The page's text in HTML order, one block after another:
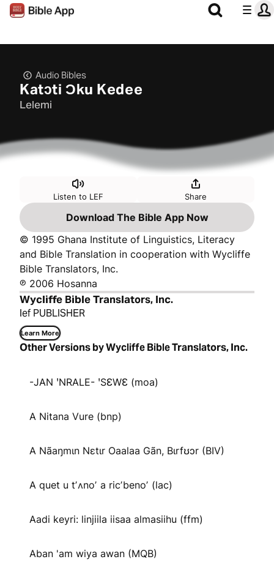
Audio Bibles
Katɔti Ɔku Kedee
Lelemi
Listen to LEF Share
Download The Bible App Now
© 1995 Ghana Institute of Linguistics, Literacy
and Bible Translation in cooperation with Wycliffe
Bible Translators, Inc.
℗ 2006 Hosanna
Wycliffe Bible Translators, Inc.
lef PUBLISHER
Learn More
Other Versions by Wycliffe Bible Translators, Inc.
-JAN ꞌNRALE- ꞌSƐWƐ (moa)
A Nitana Vure (bnp)
A Nãaŋmɩn Nɛtɩr Oaalaa Gãn, Bɩrfʊɔr (BIV)
A quet u tʼʌnoʼ a ricʼbenoʼ (lac)
Aadi keyri: linjiila iisaa almasiihu (ffm)
Aban 'am wiya awan (MQB)